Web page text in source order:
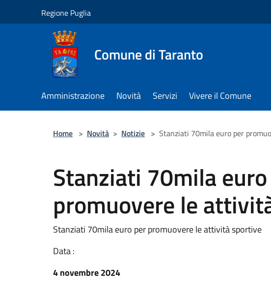
Regione Puglia
Comune di Taranto
Amministrazione Novità Servizi Vivere il Comune
Home > Novità > Notizie > Stanziati 70mila euro per
Stanziati 70mila
promuovere le
Stanziati 70mila euro per promuovere le attività sportive
Data :
4 novembre 2024